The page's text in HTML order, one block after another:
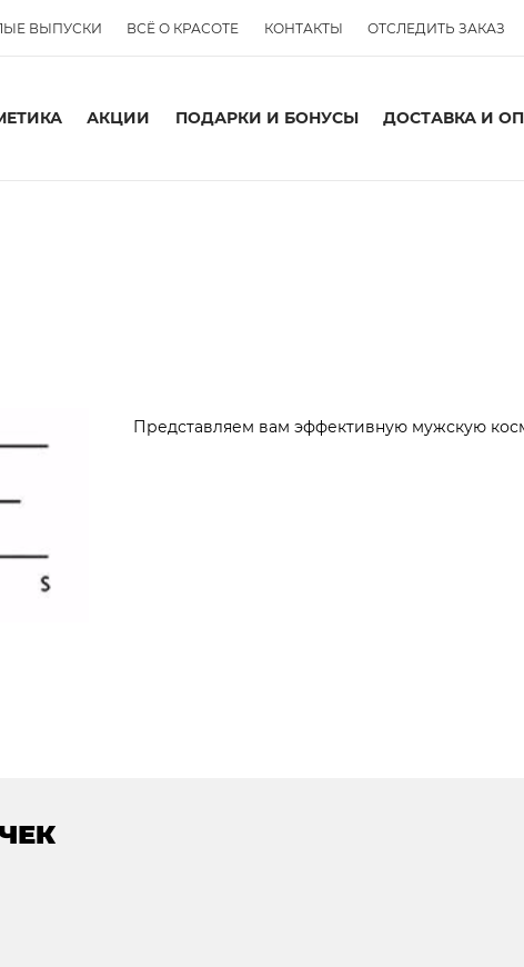
ВЫПУСКИ ВСЁ О КРАСОТЕ КОНТАКТЫ ОТСЛЕДИТЬ ЗАКАЗ
АКЦИИ ПОДАРКИ И БОНУСЫ ДОСТАВКА И
Представляем вам эффективную мужскую